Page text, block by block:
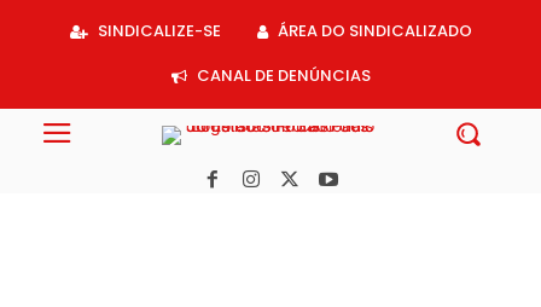
SINDICALIZE-SE
ÁREA DO SINDICALIZADO
CANAL DE DENÚNCIAS